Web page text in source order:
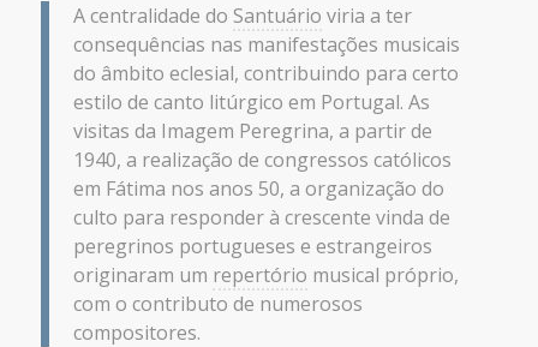
A centralidade do Santuário viria a ter
consequências nas manifestações musicais
do âmbito eclesial, contribuindo para certo
estilo de canto litúrgico em Portugal. As
visitas da Imagem Peregrina, a partir de
1940, a realização de congressos católicos
em Fátima nos anos 50, a organização do
culto para responder à crescente vinda de
peregrinos portugueses e estrangeiros
originaram um repertório musical próprio,
com o contributo de numerosos
compositores.